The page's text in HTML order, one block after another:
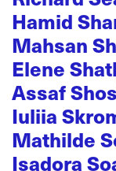
Hamid
Mahsan
Elene
Assaf
Iuliia
Mathilde
Isadora